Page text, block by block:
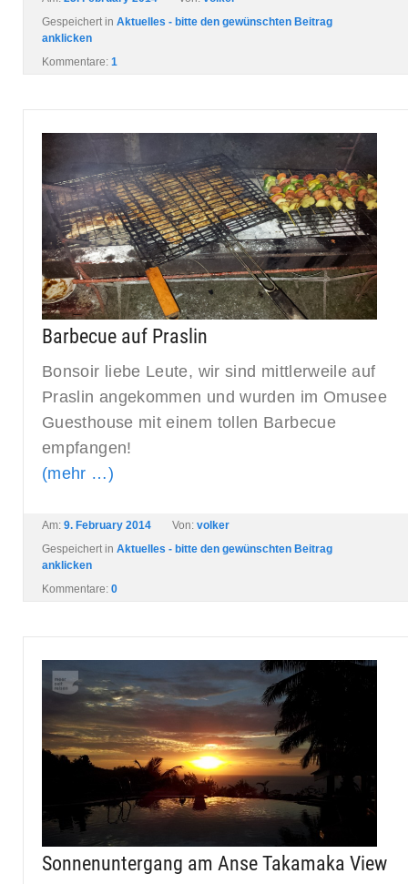
Gespeichert in Aktuelles - bitte den gewünschten Beitrag
anklicken
Kommentare: 1
Barbecue auf Praslin
Bonsoir liebe Leute, wir sind mittlerweile auf
Praslin angekommen und wurden im Omusee
Guesthouse mit einem tollen Barbecue
empfangen!
(mehr …)
Am: 9. February 2014 Von: volker
Gespeichert in Aktuelles - bitte den gewünschten Beitrag
anklicken
Kommentare: 0
Sonnenuntergang am Anse Takamaka View